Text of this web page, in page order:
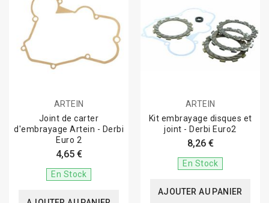
ARTEIN
Joint de carter
d'embrayage Artein - Derbi
Euro 2
4,65 €
En Stock
ARTEIN
Kit embrayage disques et
joint - Derbi Euro2
8,26 €
En Stock
AJOUTER AU PANIER